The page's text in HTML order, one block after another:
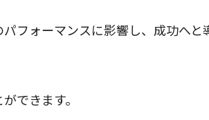
フォーマンスに影響し、成功へと
できます。